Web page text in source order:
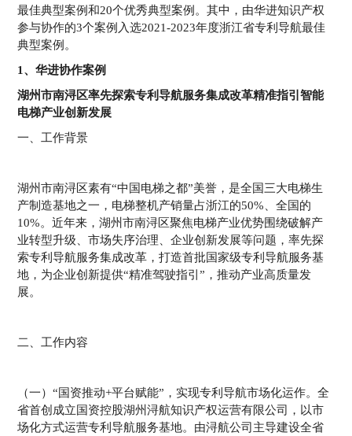
最佳典型案例和20个优秀典型案例。其中，由华进知识产权
参与协作的3个案例入选2021-2023年度浙江省专利导航最佳
典型案例。
1、华进协作案例
湖州市南浔区率先探索专利导航服务集成改革精准指引智能
电梯产业创新发展
一、工作背景
湖州市南浔区素有“中国电梯之都”美誉，是全国三大电梯生
产制造基地之一，电梯整机产销量占浙江的50%、全国的
10%。近年来，湖州市南浔区聚焦电梯产业优势围绕破解产
业转型升级、市场失序治理、企业创新发展等问题，率先探
索专利导航服务集成改革，打造首批国家级专利导航服务基
地，为企业创新提供“精准驾驶指引”，推动产业高质量发
展。
二、工作内容
（一）“国资推动+平台赋能”，实现专利导航市场化运作。全
省首创成立国资控股湖州浔航知识产权运营有限公司，以市
场化方式运营专利导航服务基地。由浔航公司主导建设全省